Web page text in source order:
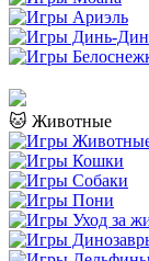
🐱 Животные